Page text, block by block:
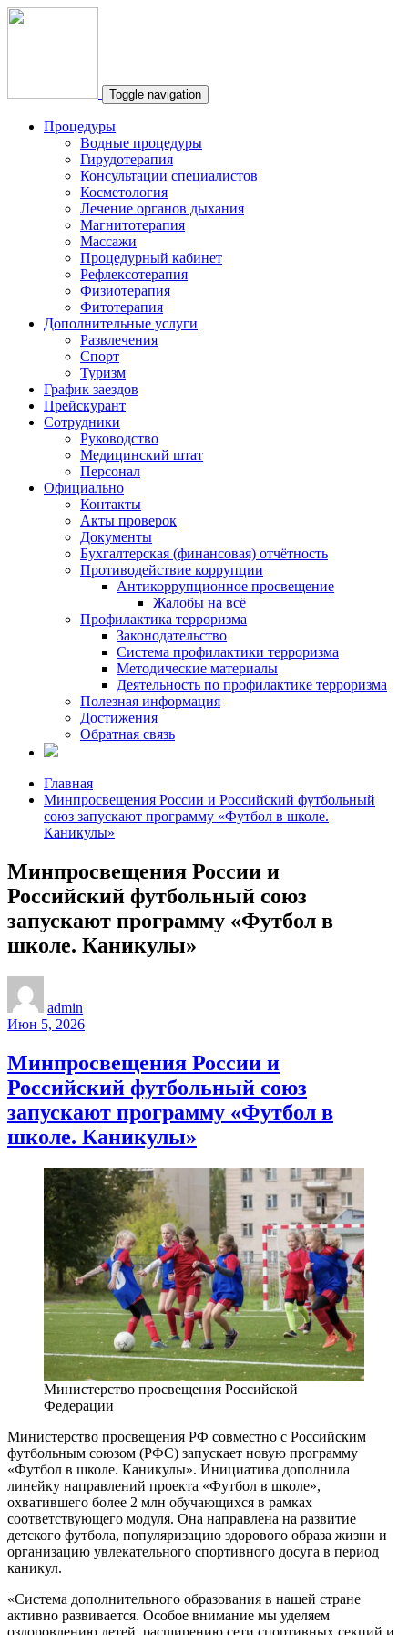
Toggle navigation
Процедуры
Водные процедуры
Гирудотерапия
Консультации специалистов
Косметология
Лечение органов дыхания
Магнитотерапия
Массажи
Процедурный кабинет
Рефлексотерапия
Физиотерапия
Фитотерапия
Дополнительные услуги
Развлечения
Спорт
Туризм
График заездов
Прейскурант
Сотрудники
Руководство
Медицинский штат
Персонал
Официально
Контакты
Акты проверок
Документы
Бухгалтерская (финансовая) отчётность
Противодействие коррупции
Антикоррупционное просвещение
Жалобы на всё
Профилактика терроризма
Законодательство
Система профилактики терроризма
Методические материалы
Деятельность по профилактике терроризма
Полезная информация
Достижения
Обратная связь
Главная
Минпросвещения России и Российский футбольный
союз запускают программу «Футбол в школе.
Каникулы»
Минпросвещения России и
Российский футбольный союз
запускают программу «Футбол в
школе. Каникулы»
admin
Июн 5, 2026
Минпросвещения России и
Российский футбольный союз
запускают программу «Футбол в
школе. Каникулы»
Министерство просвещения Российской
Федерации
Министерство просвещения РФ совместно с Российским
футбольным союзом (РФС) запускает новую программу
«Футбол в школе. Каникулы». Инициатива дополнила
линейку направлений проекта «Футбол в школе»,
охватившего более 2 млн обучающихся в рамках
соответствующего модуля. Она направлена на развитие
детского футбола, популяризацию здорового образа жизни и
организацию увлекательного спортивного досуга в период
каникул.
«Система дополнительного образования в нашей стране
активно развивается. Особое внимание мы уделяем